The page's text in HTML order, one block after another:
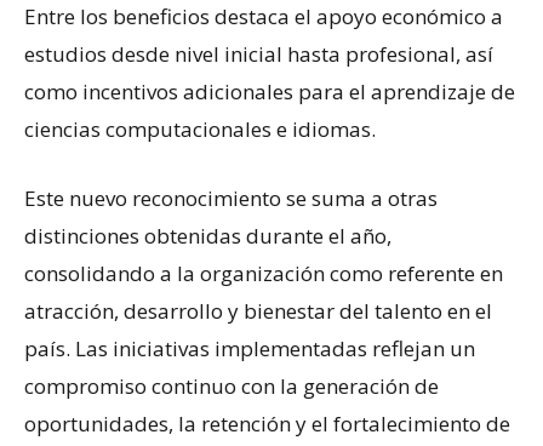
Entre los beneficios destaca el apoyo económico a
estudios desde nivel inicial hasta profesional, así
como incentivos adicionales para el aprendizaje de
ciencias computacionales e idiomas.
Este nuevo reconocimiento se suma a otras
distinciones obtenidas durante el año,
consolidando a la organización como referente en
atracción, desarrollo y bienestar del talento en el
país. Las iniciativas implementadas reflejan un
compromiso continuo con la generación de
oportunidades, la retención y el fortalecimiento de